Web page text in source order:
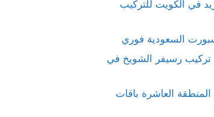
في الكويت للتركيب
السعودية فوري
رسيفر الشويخ في
العاشرة باقات